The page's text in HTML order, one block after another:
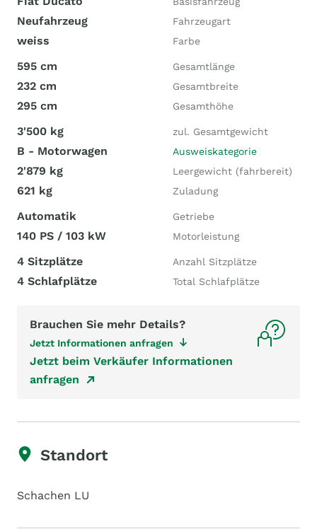
Neufahrzeug Fahrzeugart
weiss Farbe
595 cm Gesamtlänge
232 cm Gesamtbreite
295 cm Gesamthöhe
3'500 kg zul. Gesamtgewicht
B - Motorwagen Ausweiskategorie
2'879 kg Leergewicht (fahrbereit)
621 kg Zuladung
Automatik Getriebe
140 PS / 103 kW Motorleistung
4 Sitzplätze Anzahl Sitzplätze
4 Schlafplätze Total Schlafplätze
Brauchen Sie mehr Details?
Jetzt Informationen anfragen
Jetzt beim Verkäufer Informationen
anfragen
Standort
Schachen LU